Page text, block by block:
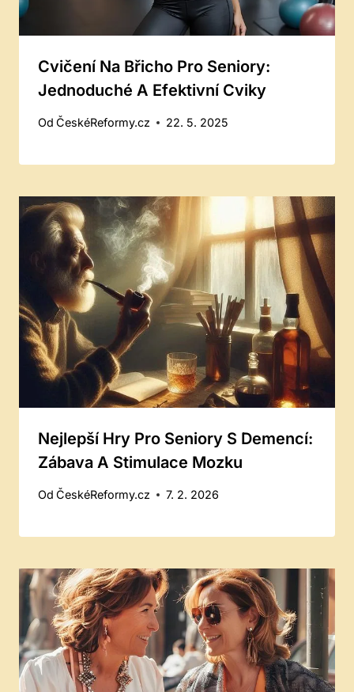
Cvičení Na Břicho Pro Seniory:
Jednoduché A Efektivní Cviky
Od ČeskéReformy.cz 22. 5. 2025
Nejlepší Hry Pro Seniory S Demencí:
Zábava A Stimulace Mozku
Od ČeskéReformy.cz 7. 2. 2026